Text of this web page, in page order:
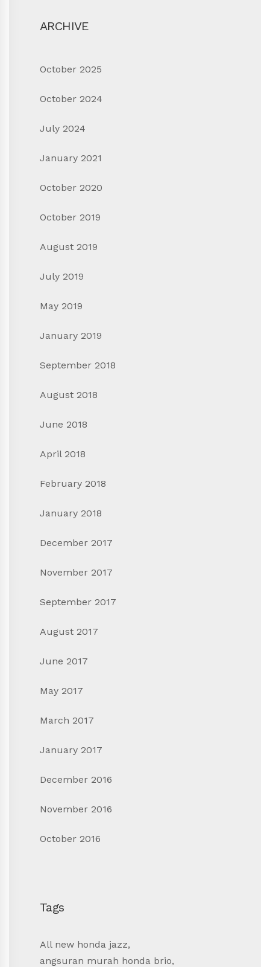
ARCHIVE
October 2025
October 2024
July 2024
January 2021
October 2020
October 2019
August 2019
July 2019
May 2019
January 2019
September 2018
August 2018
June 2018
April 2018
February 2018
January 2018
December 2017
November 2017
September 2017
August 2017
June 2017
May 2017
March 2017
January 2017
December 2016
November 2016
October 2016
Tags
All new honda jazz,
angsuran murah honda brio,